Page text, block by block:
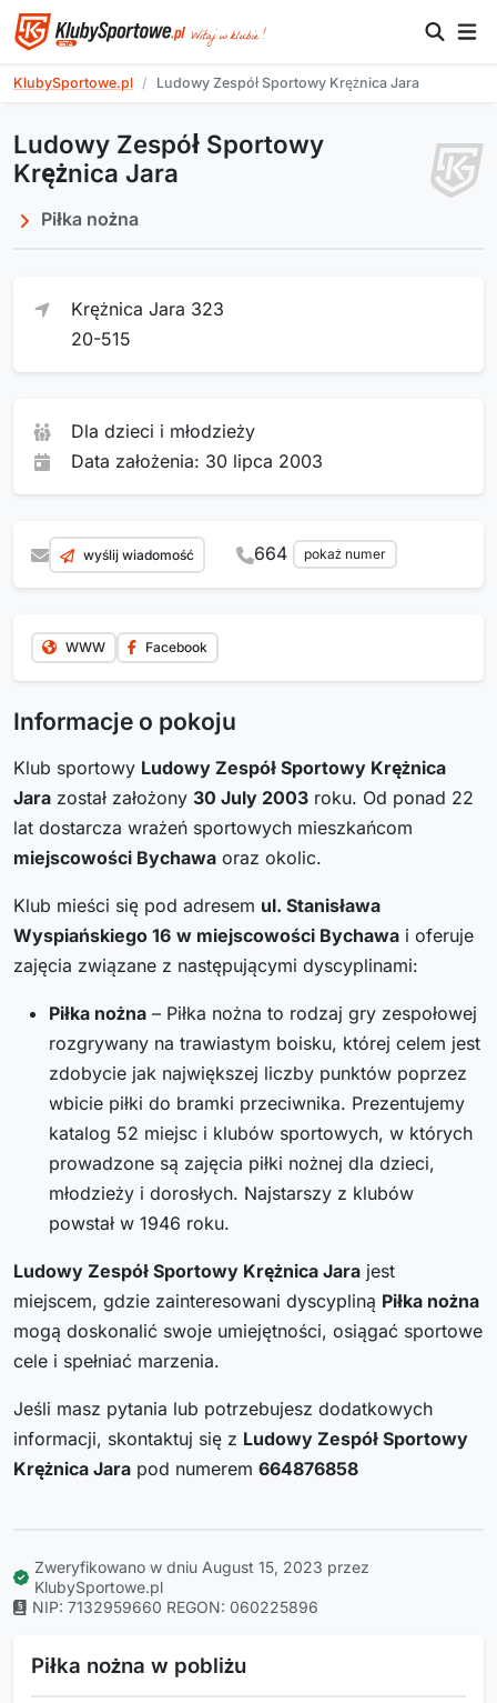
KlubySportowe.pl Ludowy Zespół Sportowy Krężnica Jara
Ludowy Zespół Sportowy
Krężnica Jara
Piłka nożna
Krężnica Jara 323
20-515
Dla dzieci i młodzieży
Data założenia: 30 lipca 2003
wyślij wiadomość 664 pokaż numer
WWW Facebook
Informacje o pokoju
Klub sportowy Ludowy Zespół Sportowy Krężnica
Jara został założony 30 July 2003 roku. Od ponad 22
lat dostarcza wrażeń sportowych mieszkańcom
miejscowości Bychawa oraz okolic.
Klub mieści się pod adresem ul. Stanisława
Wyspiańskiego 16 w miejscowości Bychawa i oferuje
zajęcia związane z następującymi dyscyplinami:
Piłka nożna – Piłka nożna to rodzaj gry zespołowej
rozgrywany na trawiastym boisku, której celem jest
zdobycie jak największej liczby punktów poprzez
wbicie piłki do bramki przeciwnika. Prezentujemy
katalog 52 miejsc i klubów sportowych, w których
prowadzone są zajęcia piłki nożnej dla dzieci,
młodzieży i dorosłych. Najstarszy z klubów
powstał w 1946 roku.
Ludowy Zespół Sportowy Krężnica Jara jest
miejscem, gdzie zainteresowani dyscypliną Piłka nożna
mogą doskonalić swoje umiejętności, osiągać sportowe
cele i spełniać marzenia.
Jeśli masz pytania lub potrzebujesz dodatkowych
informacji, skontaktuj się z Ludowy Zespół Sportowy
Krężnica Jara pod numerem 664876858
Zweryfikowano w dniu August 15, 2023 przez
KlubySportowe.pl
NIP: 7132959660 REGON: 060225896
Piłka nożna w pobliżu